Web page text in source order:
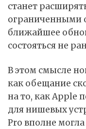
станет
ограниченными
ближайшее
состояться не
В этом смысле
как обещание
на то, как Apple
для нишевых
Pro вполне